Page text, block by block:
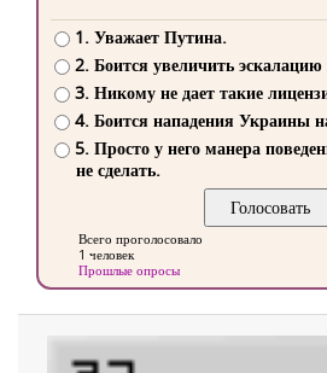
1. Уважает Путина.
2. Боится увеличить
3. Никому не дает такие
4. Боится нападения Украины
5. Просто у него манера
не сделать.
Всего проголосовало
1 человек
Прошлые опросы